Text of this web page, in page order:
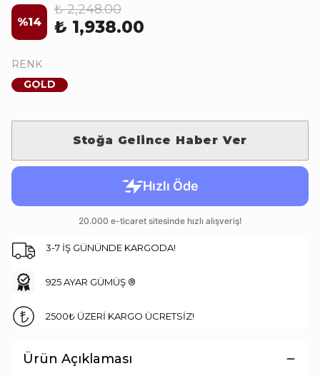
%14
₺ 2,248.00
₺ 1,938.00
RENK
GOLD
Stoğa Gelince Haber Ver
3-7 İŞ GÜNÜNDE KARGODA!
925 AYAR GÜMÜŞ ®
2500₺ ÜZERİ KARGO ÜCRETSİZ!
Ürün Açıklaması